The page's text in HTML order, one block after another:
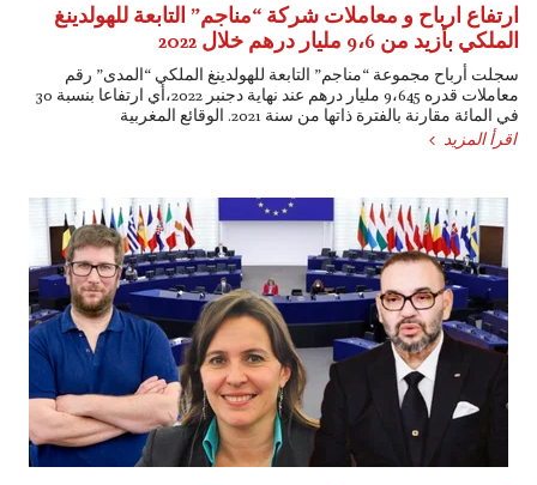
ارتفاع ارباح و معاملات شركة “مناجم” التابعة للهولدينغ
الملكي بأزيد من 9،6 مليار درهم خلال 2022
سجلت أرباح مجموعة “مناجم” التابعة للهولدينغ الملكي “المدى” رقم
معاملات قدره 9،645 مليار درهم عند نهاية دجنبر 2022،أي ارتفاعا بنسبة 30
في المائة مقارنة بالفترة ذاتها من سنة 2021. الوقائع المغربية
اقرأ المزيد